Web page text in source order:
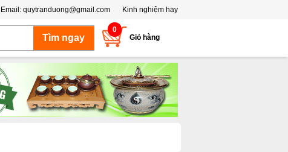
Email: quytranduong@gmail.com Kinh nghiệm hay
0
Giỏ hàng